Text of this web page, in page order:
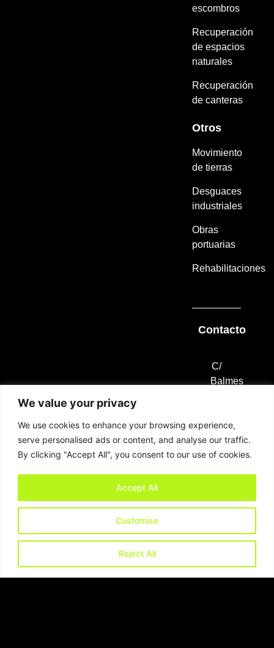
We value your privacy
We use cookies to enhance your browsing experience,
serve personalised ads or content, and analyse our traffic.
By clicking "Accept All", you consent to our use of cookies.
Customise
Reject All
Accept All
escombros
Recuperación
de espacios
naturales
Recuperación
de canteras
Otros
Movimiento
de tierras
Desguaces
industriales
Obras
portuarias
Rehabilitaciones
Contacto
C/
Balmes
2º
B
08008
España
(+34)